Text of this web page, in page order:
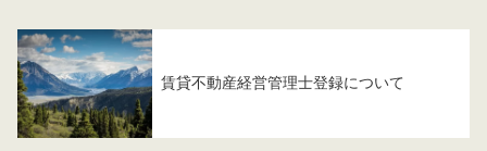
賃貸不動産経営管理士登録について